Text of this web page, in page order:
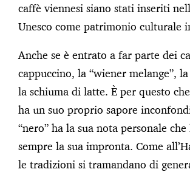
caffè viennesi siano stati inseriti
Unesco come patrimonio culturale
Anche se è entrato a far parte dei
cappuccino, la “wiener melange”,
la schiuma di latte. È per questo
ha un suo proprio sapore
“nero” ha la sua nota personale
sempre la sua impronta. Come
le tradizioni si tramandano di